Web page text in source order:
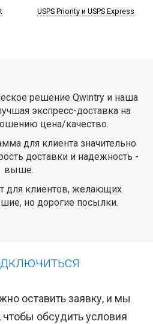
USPS Priority и USPS Express
решение Qwintry и наша
экспресс-доставка на
цена/качество.
для клиента значительно
доставки и надежность -
выше.
для клиентов, желающих
но дорогие посылки.
оставить заявку, и мы
обсудить условия